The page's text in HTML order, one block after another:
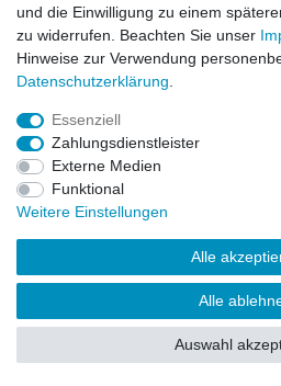
Vertrag widerrufen
© Copyright 2026 | Alle
und die Einwilligung zu einem
zu widerrufen. Beachten Sie unser
Hinweise zur Verwendung
Daten­schutz­erklärung
Essenziell
Zahlungsdienstleister
Externe Medien
Funktional
Weitere Einstellungen
Alle
Alle
Auswahl